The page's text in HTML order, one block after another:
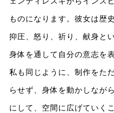
ものになります。彼女は歴
抑圧、怒り、祈り、献身と
身体を通して自分の意志を
私も同じように、制作をた
らせず、身体を動かしなが
にして、空間に広げていく